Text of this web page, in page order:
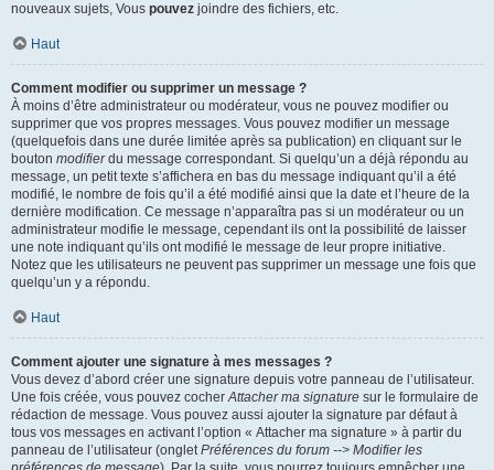
nouveaux sujets, Vous pouvez joindre des fichiers, etc.
Haut
Comment modifier ou supprimer un message ?
À moins d’être administrateur ou modérateur, vous ne pouvez modifier ou
supprimer que vos propres messages. Vous pouvez modifier un message
(quelquefois dans une durée limitée après sa publication) en cliquant sur le
bouton modifierdu message correspondant. Si quelqu’un a déjà répondu au
message, un petit texte s’affichera en bas du message indiquant qu’il a été
modifié, le nombre de fois qu’il a été modifié ainsi que la date et l’heure de la
dernière modification. Ce message n’apparaîtra pas si un modérateur ou un
administrateur modifie le message, cependant ils ont la possibilité de laisser
une note indiquant qu’ils ont modifié le message de leur propre initiative.
Notez que les utilisateurs ne peuvent pas supprimer un message une fois que
quelqu’un y a répondu.
Haut
Comment ajouter une signature à mes messages ?
Vous devez d’abord créer une signature depuis votre panneau de l’utilisateur.
Une fois créée, vous pouvez cocherAttacher ma signature sur le formulaire de
rédaction de message. Vous pouvez aussi ajouter la signature par défaut à
tous vos messages en activant l’option « Attacher ma signature » à partir du
panneau de l’utilisateur (ongletPréférences du forum --> Modifier les